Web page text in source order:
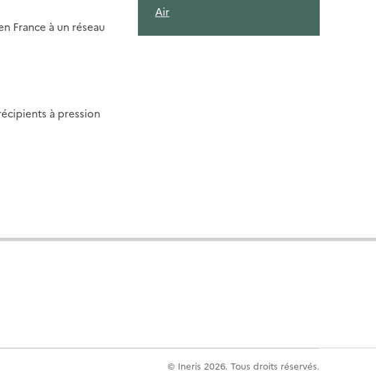
France à un réseau
à pression
Air
© Ineris 2026. Tous droits réservés.